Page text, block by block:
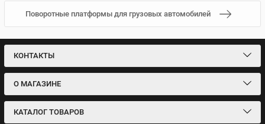
Поворотные платформы для грузовых автомобилей
КОНТАКТЫ
О МАГАЗИНЕ
КАТАЛОГ ТОВАРОВ